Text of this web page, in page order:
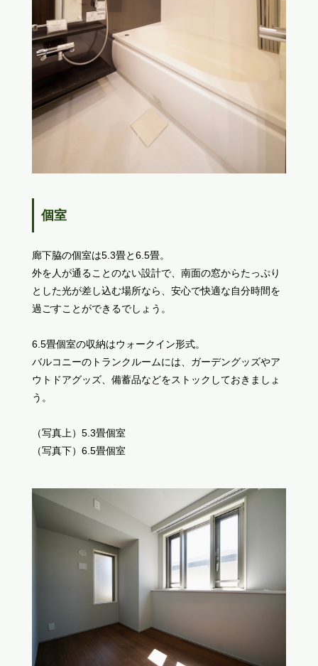
個室
廊下脇の個室は5.3畳と6.5畳。
外を人が通ることのない設計で、南面の窓からたっぷり
とした光が差し込む場所なら、安心で快適な自分時間を
過ごすことができるでしょう。
6.5畳個室の収納はウォークイン形式。
バルコニーのトランクルームには、ガーデングッズやア
ウトドアグッズ、備蓄品などをストックしておきましょ
う。
（写真上）5.3畳個室
（写真下）6.5畳個室